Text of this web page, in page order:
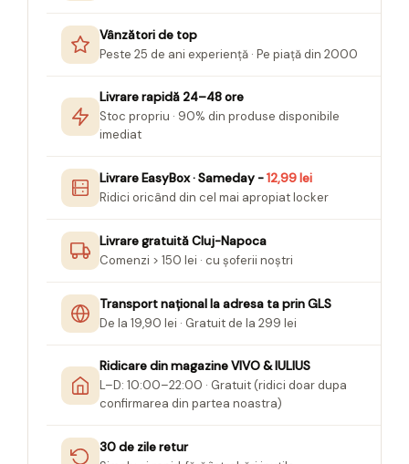
Vânzători de top
Peste 25 de ani experiență · Pe piață din 2000
Livrare rapidă 24–48 ore
Stoc propriu · 90% din produse disponibile
imediat
Livrare EasyBox · Sameday -12,99 lei
Ridici oricând din cel mai apropiat locker
Livrare gratuită Cluj-Napoca
Comenzi > 150 lei · cu șoferii noștri
Transport național la adresa ta prin GLS
De la 19,90 lei · Gratuit de la 299 lei
Ridicare din magazine VIVO & IULIUS
L–D: 10:00–22:00 · Gratuit (ridici doar dupa
confirmarea din partea noastra)
30 de zile retur